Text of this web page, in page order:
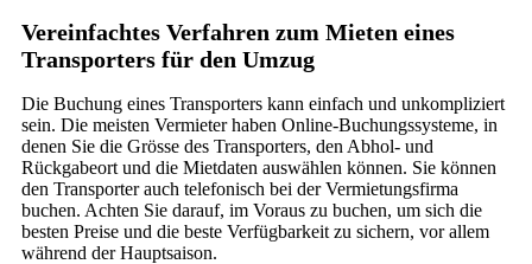
Vereinfachtes Verfahren zum Mieten eines
Transporters für den Umzug
Die Buchung eines Transporters kann einfach und unkompliziert
sein. Die meisten Vermieter haben Online-Buchungssysteme, in
denen Sie die Grösse des Transporters, den Abhol- und
Rückgabeort und die Mietdaten auswählen können. Sie können
den Transporter auch telefonisch bei der Vermietungsfirma
buchen. Achten Sie darauf, im Voraus zu buchen, um sich die
besten Preise und die beste Verfügbarkeit zu sichern, vor allem
während der Hauptsaison.